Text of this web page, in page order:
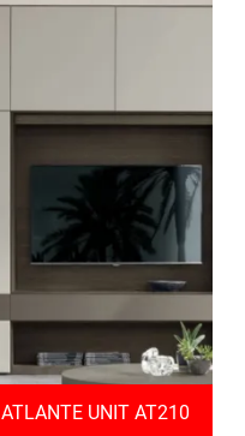
ATLANTE UNIT AT210